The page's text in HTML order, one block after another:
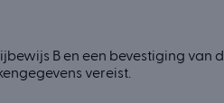
B en een bevestiging van
vereist.